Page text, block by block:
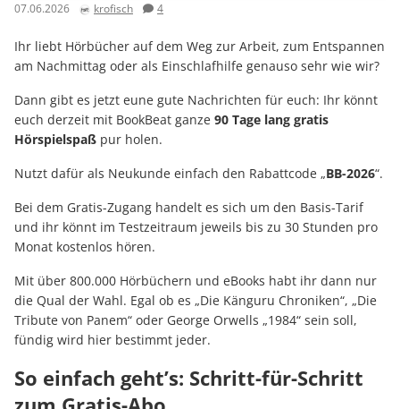
07.06.2026 krofisch 4
Ihr liebt Hörbücher auf dem Weg zur Arbeit, zum Entspannen
am Nachmittag oder als Einschlafhilfe genauso sehr wie wir?
Dann gibt es jetzt eune gute Nachrichten für euch: Ihr könnt
euch derzeit mit BookBeat ganze 90 Tage lang gratis
Hörspielspaß pur holen.
Nutzt dafür als Neukunde einfach den Rabattcode „BB-2026“.
Bei dem Gratis-Zugang handelt es sich um den Basis-Tarif
und ihr könnt im Testzeitraum jeweils bis zu 30 Stunden pro
Monat kostenlos hören.
Mit über 800.000 Hörbüchern und eBooks habt ihr dann nur
die Qual der Wahl. Egal ob es „Die Känguru Chroniken“, „Die
Tribute von Panem“ oder George Orwells „1984“ sein soll,
fündig wird hier bestimmt jeder.
So einfach geht’s: Schritt-für-Schritt